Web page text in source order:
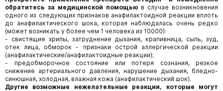
обратитесь за медицинской помощью в случае возникновения
одного из следующих признаков анафилактоидной реакции вплоть
до анафилактического шока, которая наблюдалась очень редко
(может возникать у более чем 1 человека из 10000):
- свистящие хрипы, затруднение дыхания, крапивница, сыпь, зуд,
отек лица, обморок - признаки острой аллергической реакции
(анафилактические/анафилактоидные реакции);
- предобморочное состояние или потеря сознания, резкое
снижение артериального давления, нарушение дыхания, бледно-
синюшная, холодная, влажная кожа (анафилактический шок).
Другие возможные нежелательные реакции, которые могут